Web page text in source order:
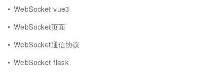
WebSocket vue3
WebSocket页面
WebSocket通信协议
WebSocket flask